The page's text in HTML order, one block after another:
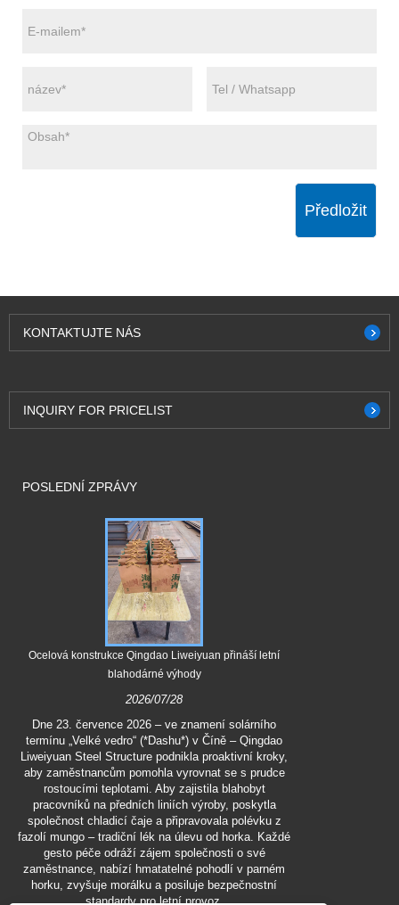
Předložit
KONTAKTUJTE NÁS
INQUIRY FOR PRICELIST
POSLEDNÍ ZPRÁVY
Ocelová konstrukce Qingdao Liweiyuan přináší letní
blahodárné výhody
2026/07/28
Dne 23. července 2026 – ve znamení solárního
termínu „Velké vedro“ (*Dashu*) v Číně – Qingdao
Liweiyuan Steel Structure podnikla proaktivní kroky,
aby zaměstnancům pomohla vyrovnat se s prudce
rostoucími teplotami. Aby zajistila blahobyt
pracovníků na předních liniích výroby, poskytla
společnost chladicí čaje a připravovala polévku z
fazolí mungo – tradiční lék na úlevu od horka. Každé
gesto péče odráží zájem společnosti o své
zaměstnance, nabízí hmatatelné pohodlí v parném
horku, zvyšuje morálku a posiluje bezpečnostní
standardy pro letní provoz.